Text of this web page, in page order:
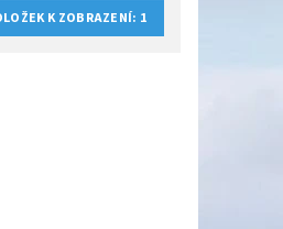
K ZOBRAZENÍ: 1